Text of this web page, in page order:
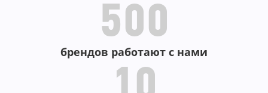
500
брендов работают с нами